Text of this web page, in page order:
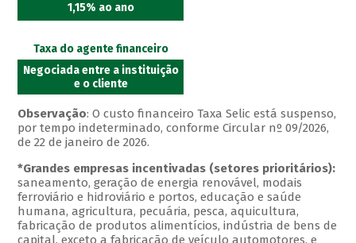
1,15% ao ano
Taxa do agente financeiro
Negociada entre a instituição
e o cliente
Observação: O custo financeiro Taxa Selic está suspenso,
por tempo indeterminado, conforme Circular nº 09/2026,
de 22 de janeiro de 2026.
*Grandes empresas incentivadas (setores prioritários):
saneamento, geração de energia renovável, modais
ferroviário e hidroviário e portos, educação e saúde
humana, agricultura, pecuária, pesca, aquicultura,
fabricação de produtos alimentícios, indústria de bens de